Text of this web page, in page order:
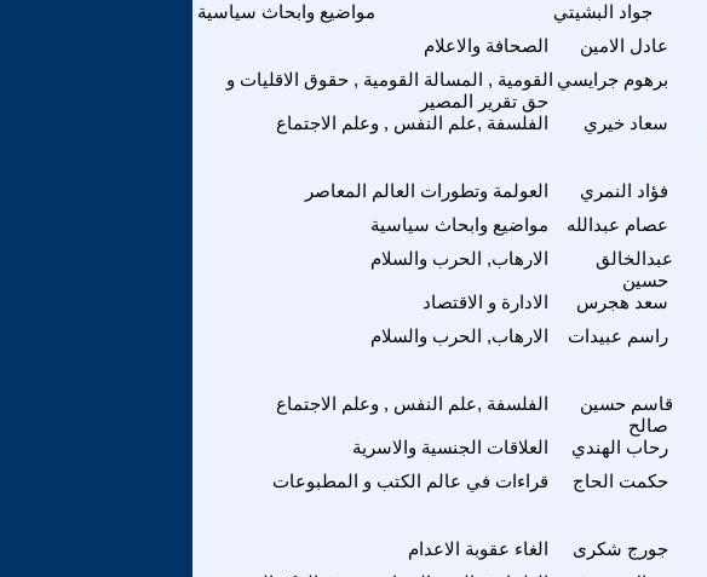
مواضيع وابحاث سياسية جواد البشيتي
الصحافة والاعلام
عادل الامين
القومية , المسالة القومية , حقوق الاقليات و
حق تقرير المصير
برهوم جرايسي
الفلسفة ,علم النفس , وعلم الاجتماع سعاد خيري
العولمة وتطورات العالم المعاصر فؤاد النمري
مواضيع وابحاث سياسية
عصام عبدالله
الارهاب, الحرب والسلام
عبدالخالق
حسين
الادارة و الاقتصاد سعد هجرس
الارهاب, الحرب والسلام
راسم عبيدات
الفلسفة ,علم النفس , وعلم الاجتماع
قاسم حسين
صالح
العلاقات الجنسية والاسرية رحاب الهندي
قراءات في عالم الكتب و المطبوعات
حكمت الحاج
الغاء عقوبة الاعدام جورج شكرى